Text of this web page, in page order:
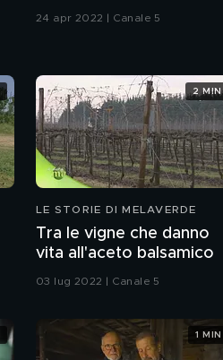
24 apr 2022 | Canale 5
LE STORIE DI MELAVERDE
Tra le vigne che danno
vita all'aceto balsamico
03 lug 2022 | Canale 5
2 MIN
1 MIN